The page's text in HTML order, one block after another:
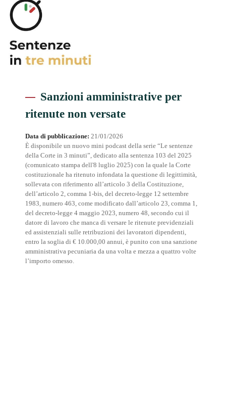
Sanzioni amministrative per
ritenute non versate
Data di pubblicazione: 21/01/2026
È disponibile un nuovo mini podcast della serie “Le sentenze
della Corte in 3 minuti”, dedicato alla sentenza 103 del 2025
(comunicato stampa dell'8 luglio 2025) con la quale la Corte
costituzionale ha ritenuto infondata la questione di legittimità,
sollevata con riferimento all’articolo 3 della Costituzione,
dell’articolo 2, comma 1-bis, del decreto-legge 12 settembre
1983, numero 463, come modificato dall’articolo 23, comma 1,
del decreto-legge 4 maggio 2023, numero 48, secondo cui il
datore di lavoro che manca di versare le ritenute previdenziali
ed assistenziali sulle retribuzioni dei lavoratori dipendenti,
entro la soglia di € 10.000,00 annui, è punito con una sanzione
amministrativa pecuniaria da una volta e mezza a quattro volte
l’importo omesso.